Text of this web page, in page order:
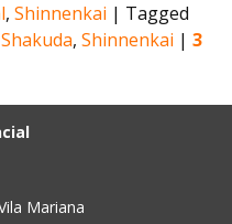
, Shinnenkai | Tagged
, Shinnenkai | 3
Mariana